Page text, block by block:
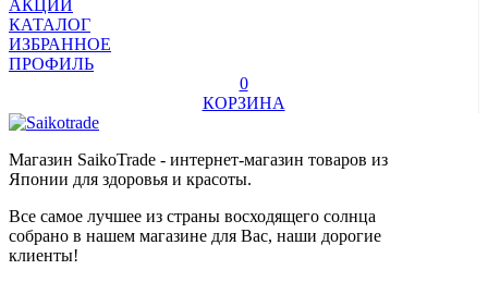
АКЦИИ
КАТАЛОГ
ИЗБРАННОЕ
ПРОФИЛЬ
0
КОРЗИНА
Магазин SaikoTrade - интернет-магазин товаров из
Японии для здоровья и красоты.
Все самое лучшее из страны восходящего солнца
собрано в нашем магазине для Вас, наши дорогие
клиенты!